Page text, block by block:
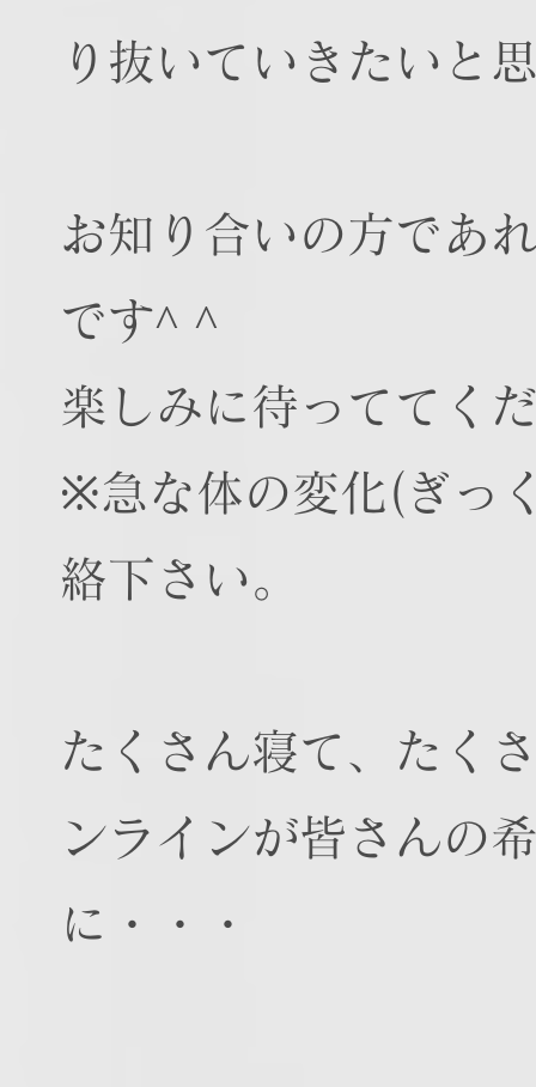
り抜いていきたいと
お知り合いの方であ
です^ ^
楽しみに待っててく
※急な体の変化(ぎっ
絡下さい。
たくさん寝て、たく
ンラインが皆さんの
に・・・